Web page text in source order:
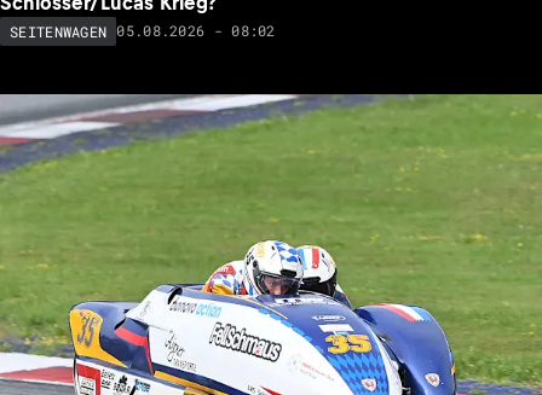
SEITENWAGEN 05.08.2026 - 08:02